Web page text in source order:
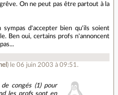
On ne peut pas être partout à la
d'accepter bien qu'ils soient
Ben oui, certains profs n'annoncent
) le 06 juin 2003 à 09:51 .
congés (1) pour
les profs sont en